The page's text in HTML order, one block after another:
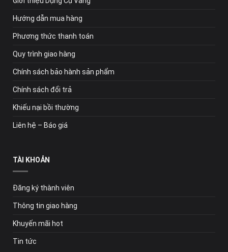
Hướng dẫn mua hàng
Phương thức thanh toán
Quy trình giao hàng
Chính sách bảo hành sản phẩm
Chính sách đổi trả
Khiếu nại bồi thường
Liên hệ – Báo giá
TÀI KHOẢN
Đăng ký thành viên
Thông tin giao hàng
Khuyến mãi hot
Tin tức